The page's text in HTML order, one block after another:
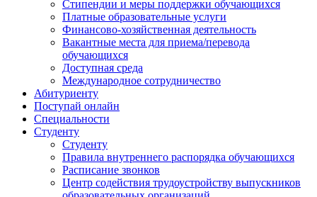
Стипендии и меры поддержки обучающихся
Платные образовательные услуги
Финансово-хозяйственная деятельность
Вакантные места для приема/перевода
обучающихся
Доступная среда
Международное сотрудничество
Абитуриенту
Поступай онлайн
Специальности
Студенту
Студенту
Правила внутреннего распорядка обучающихся
Расписание звонков
Центр содействия трудоустройству выпускников